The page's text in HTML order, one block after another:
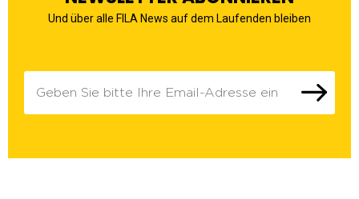
Und über alle FILA News auf dem Laufenden bleiben